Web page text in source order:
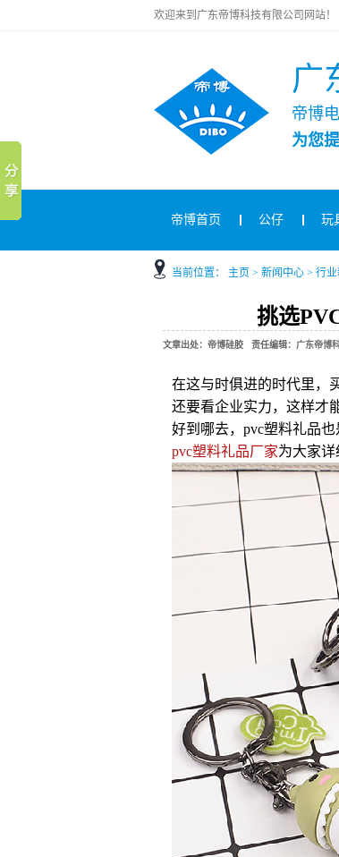
欢迎来到广东帝博科技有限公司网站！
广
帝博
为您
帝博首页 公仔 玩
当前位置： 主页 > 新闻中心 > 行业
挑选
文章出处：帝博硅胶 责任编辑：广东帝博
在这与时俱进的时代里，
还要看企业实力，这样才
好到哪去，pvc塑料礼品
pvc塑料礼品厂家为大家详